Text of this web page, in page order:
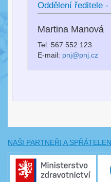
Oddělení ředitele
Martina Manová
Tel: 567 552 123
E-mail: pnj@pnj.cz
NAŠI PARTNEŘI A